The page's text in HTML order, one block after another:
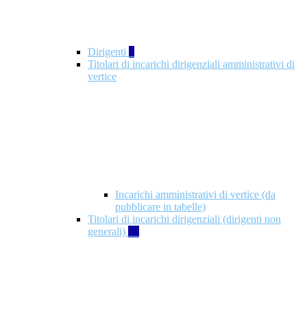
Dirigenti 1
Titolari di incarichi dirigenziali amministrativi di
vertice
Incarichi amministrativi di vertice (da
pubblicare in tabelle)
Titolari di incarichi dirigenziali (dirigenti non
generali) 17